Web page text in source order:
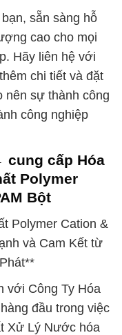
sẵn sàng hỗ
cao cho mọi
Hãy liên hệ với
chi tiết và đặt
nên sự thành công
công nghiệp
cung cấp Hóa
Polymer
Bột
Polymer Cation &
và Cam Kết từ
với Công Ty Hóa
đầu trong việc
Xử Lý Nước hóa